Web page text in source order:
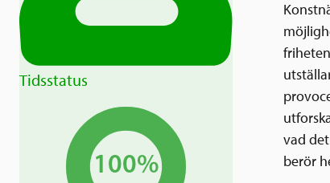
Tidsstatus
100%
vad
berör